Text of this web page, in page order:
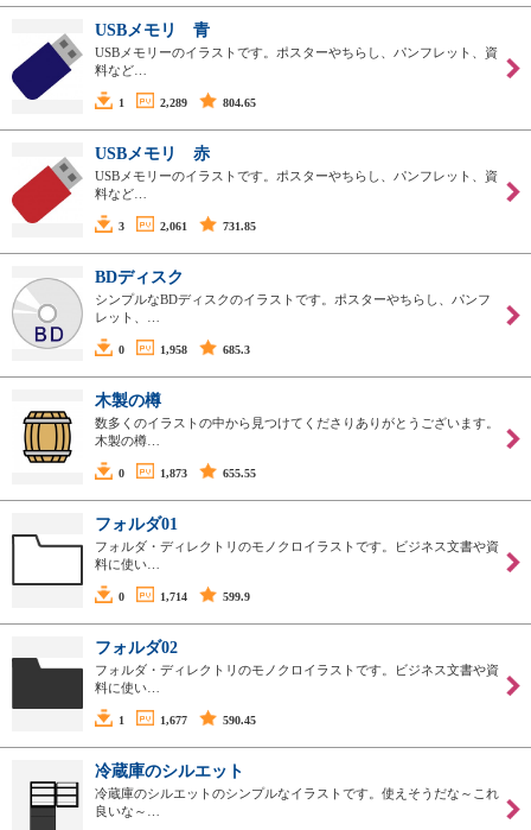
USBメモリ 青
USBメモリーのイラストです。ポスターやちらし、パンフレット、資
料など…
1 2,289 804.65
USBメモリ 赤
USBメモリーのイラストです。ポスターやちらし、パンフレット、資
料など…
3 2,061 731.85
BDディスク
シンプルなBDディスクのイラストです。ポスターやちらし、パンフ
レット、…
0 1,958 685.3
木製の樽
数多くのイラストの中から見つけてくださりありがとうございます。
木製の樽…
0 1,873 655.55
フォルダ01
フォルダ・ディレクトリのモノクロイラストです。ビジネス文書や資
料に使い…
0 1,714 599.9
フォルダ02
フォルダ・ディレクトリのモノクロイラストです。ビジネス文書や資
料に使い…
1 1,677 590.45
冷蔵庫のシルエット
冷蔵庫のシルエットのシンプルなイラストです。使えそうだな～これ
良いな～…